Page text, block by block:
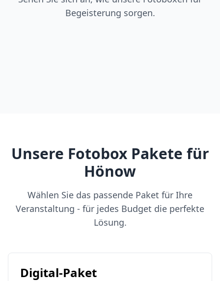
Begeisterung sorgen.
Unsere Fotobox Pakete für
Hönow
Wählen Sie das passende Paket für Ihre
Veranstaltung - für jedes Budget die perfekte
Lösung.
Digital-Paket